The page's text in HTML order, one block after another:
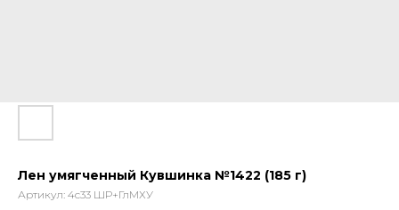
Лен умягченный Кувшинка №1422 (185 г)
Артикул: 4с33 ШР+ГлМХУ